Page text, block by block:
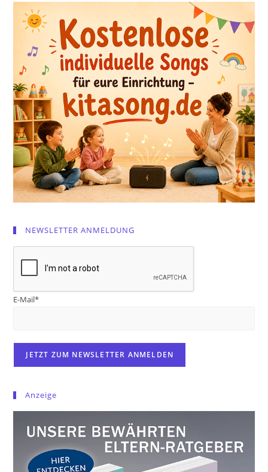
NEWSLETTER ANMELDUNG
E-Mail*
Anzeige